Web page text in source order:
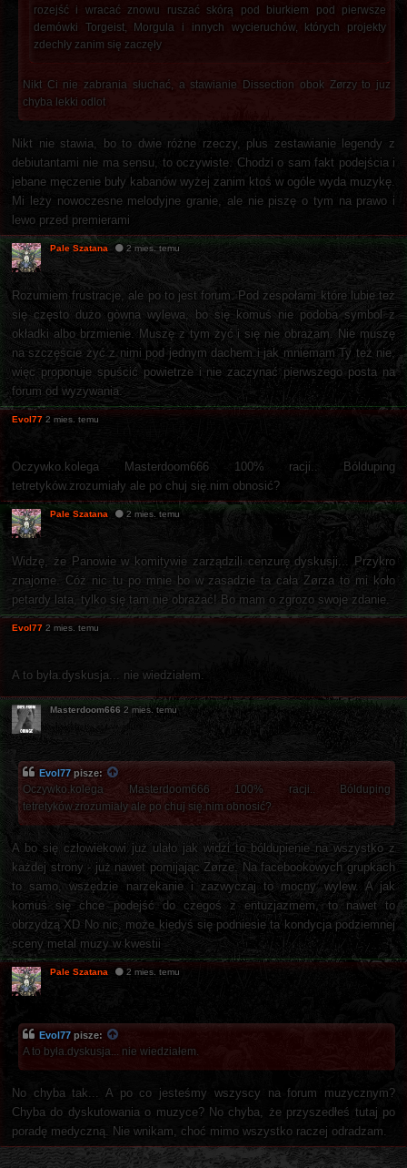
rozejść i wracać znowu ruszać skórą pod biurkiem pod pierwsze
demówki Torgeist, Morgula i innych wycieruchów, których projekty
zdechły zanim się zaczęły
Nikt Ci nie zabrania słuchać, a stawianie Dissection obok Zørzy to juz
chyba lekki odlot
Nikt nie stawia, bo to dwie różne rzeczy, plus zestawianie legendy z
debiutantami nie ma sensu, to oczywiste. Chodzi o sam fakt podejścia i
jebane męczenie buły kabanów wyżej zanim ktoś w ogóle wyda muzykę.
Mi leży nowoczesne melodyjne granie, ale nie piszę o tym na prawo i
lewo przed premierami
Pale Szatana 2 mies. temu
Rozumiem frustracje, ale po to jest forum. Pod zespołami które lubie też
się często dużo gòwna wylewa, bo się komuś nie podoba symbol z
okładki albo brzmienie. Muszę z tym żyć i się nie obrażam. Nie muszę
na szczęście żyć z nimi pod jednym dachem i jak mniemam Ty też nie,
więc proponuje spuścić powietrze i nie zaczynać pierwszego posta na
forum od wyzywania.
Evol77 2 mies. temu
Oczywko.kolega Masterdoom666 100% racji.. Bólduping
tetretyków.zrozumiały ale po chuj się.nim obnosić?
Pale Szatana 2 mies. temu
Widzę, że Panowie w komitywie zarządzili cenzurę dyskusji... Przykro
znajome. Cóż nic tu po mnie bo w zasadzie ta cała Zørza to mi koło
petardy lata, tylko się tam nie obrażać! Bo mam o zgrozo swoje zdanie.
Evol77 2 mies. temu
A to była.dyskusja... nie wiedziałem.
Masterdoom666 2 mies. temu
Evol77 pisze:
Oczywko.kolega Masterdoom666 100% racji.. Bólduping
tetretyków.zrozumiały ale po chuj się.nim obnosić?
A bo się człowiekowi już ulało jak widzi to bóldupienie na wszystko z
każdej strony - już nawet pomijając Zørze. Na facebookowych grupkach
to samo, wszędzie narzekanie i zazwyczaj to mocny wylew. A jak
komuś się chce podejść do czegoś z entuzjazmem, to nawet to
obrzydzą XD No nic, może kiedyś się podniesie ta kondycja podziemnej
sceny metal muzy w kwestii
Pale Szatana 2 mies. temu
Evol77 pisze:
A to była.dyskusja... nie wiedziałem.
No chyba tak... A po co jesteśmy wszyscy na forum muzycznym?
Chyba do dyskutowania o muzyce? No chyba, że przyszedłeś tutaj po
poradę medyczną. Nie wnikam, choć mimo wszystko raczej odradzam.